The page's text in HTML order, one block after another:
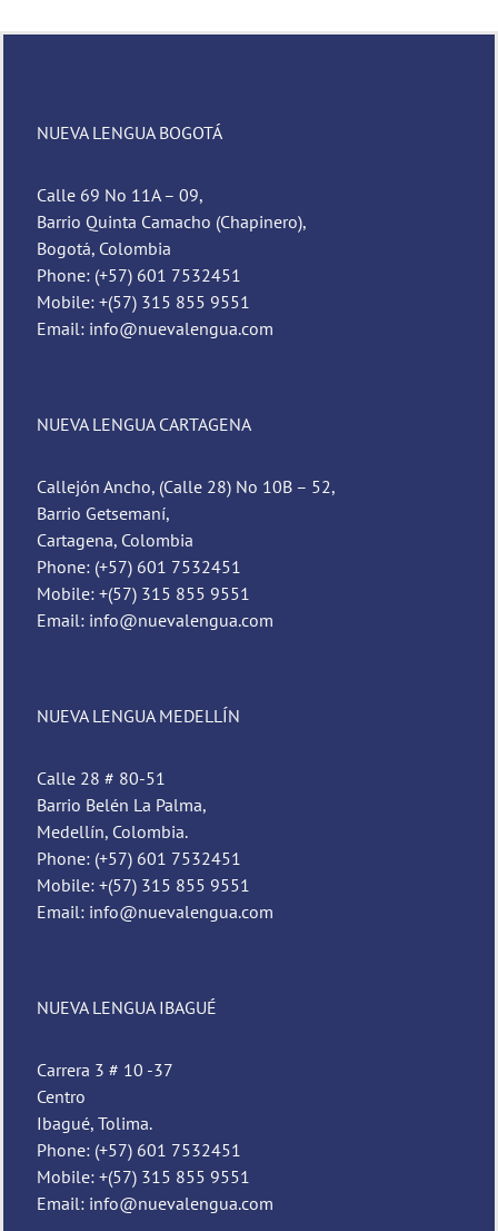
NUEVA LENGUA BOGOTÁ
Calle 69 No 11A – 09,
Barrio Quinta Camacho (Chapinero),
Bogotá, Colombia
Phone: (+57) 601 7532451
Mobile: +(57) 315 855 9551
Email: info@nuevalengua.com
NUEVA LENGUA CARTAGENA
Callejón Ancho, (Calle 28) No 10B – 52,
Barrio Getsemaní,
Cartagena, Colombia
Phone: (+57) 601 7532451
Mobile: +(57) 315 855 9551
Email: info@nuevalengua.com
NUEVA LENGUA MEDELLÍN
Calle 28 # 80-51
Barrio Belén La Palma,
Medellín, Colombia.
Phone: (+57) 601 7532451
Mobile: +(57) 315 855 9551
Email: info@nuevalengua.com
NUEVA LENGUA IBAGUÉ
Carrera 3 # 10 -37
Centro
Ibagué, Tolima.
Phone: (+57) 601 7532451
Mobile: +(57) 315 855 9551
Email: info@nuevalengua.com
Pedro